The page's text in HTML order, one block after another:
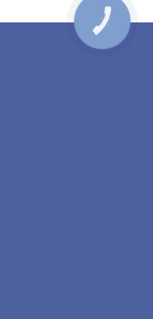
КНОПКА
ЗВ'ЯЗКУ